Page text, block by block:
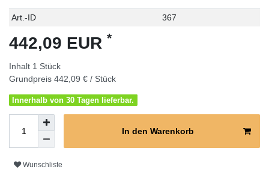
Technisches
Wert
Art.-ID 367
442,09 EUR *
Inhalt 1 Stück
Grundpreis 442,09 € / Stück
Innerhalb von 30 Tagen lieferbar.
In den Warenkorb
Wunschliste